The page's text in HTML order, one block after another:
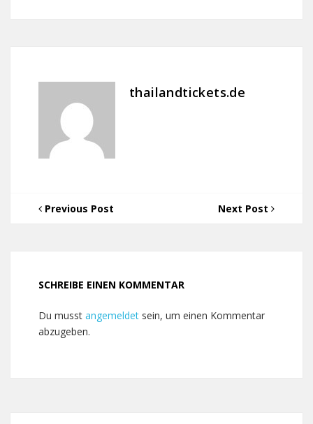
thailandtickets.de
Previous Post Next Post
SCHREIBE EINEN KOMMENTAR
Du musst angemeldet sein, um einen Kommentar
abzugeben.